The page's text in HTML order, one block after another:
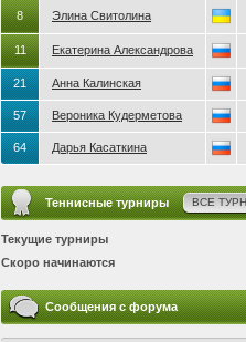
8 Элина Свитолина
11 Екатерина Александрова
21 Анна Калинская
57 Вероника Кудерметова
64 Дарья Касаткина
Теннисные турниры ВСЕ
Текущие турниры
Скоро начинаются
Сообщения с форума